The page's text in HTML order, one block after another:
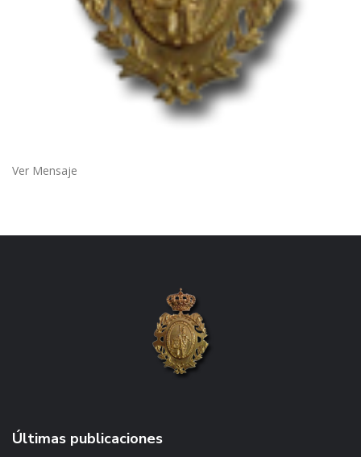
Ver Mensaje
Últimas publicaciones